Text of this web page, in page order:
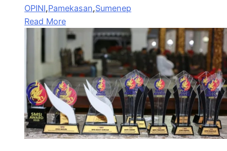
OPINI,Pamekasan,Sumenep
Read More